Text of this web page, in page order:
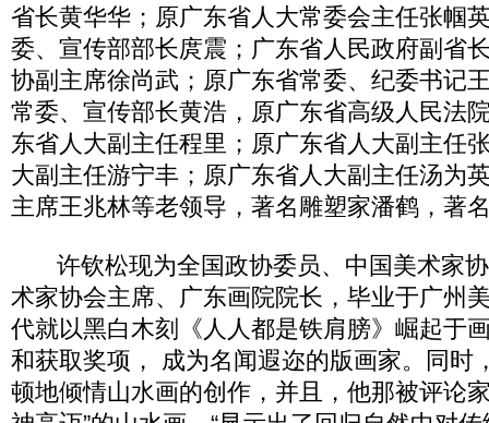
省长黄华华；原广东省人大常委会主任张帼
委、宣传部部长庹震；广东省人民政府副省
协副主席徐尚武；原广东省常委、纪委书记
常委、宣传部长黄浩，原广东省高级人民法
东省人大副主任程里；原广东省人大副主任
大副主任游宁丰；原广东省人大副主任汤为
主席王兆林等老领导，著名雕塑家潘鹤，著
许钦松现为全国政协委员、中国美术家协
术家协会主席、广东画院院长，毕业于广州
代就以黑白木刻《人人都是铁肩膀》崛起于
和获取奖项， 成为名闻遐迩的版画家。同时
顿地倾情山水画的创作，并且，他那被评论